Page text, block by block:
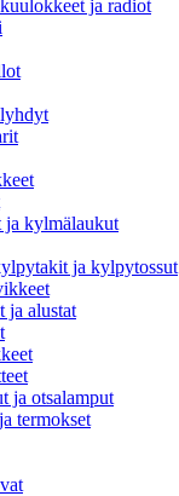
ja radiot
kylmälaukut
ja kylpytossut
ja alustat
ja otsalamput
termokset